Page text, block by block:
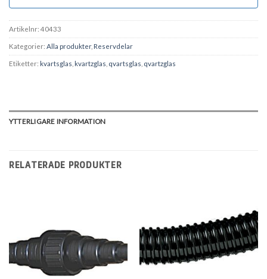
Artikelnr: 40433
Kategorier: Alla produkter, Reservdelar
Etiketter: kvartsglas kvartzglas qvartsglas qvartzglas
YTTERLIGARE INFORMATION
RELATERADE PRODUKTER